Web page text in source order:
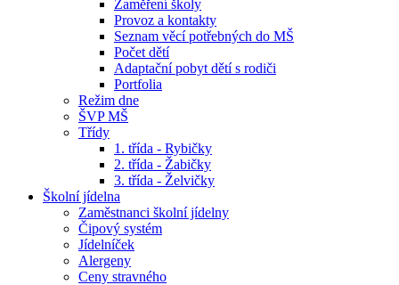
Zaměření školy
Provoz a kontakty
Seznam věcí potřebných do MŠ
Počet dětí
Adaptační pobyt dětí s rodiči
Portfolia
Režim dne
ŠVP MŠ
Třídy
1. třída - Rybičky
2. třída - Žabičky
3. třída - Želvičky
Školní jídelna
Zaměstnanci školní jídelny
Čipový systém
Jídelníček
Alergeny
Ceny stravného